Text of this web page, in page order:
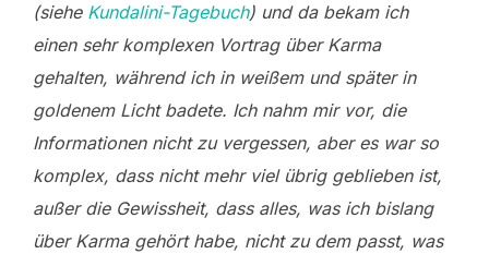
(siehe Kundalini-Tagebuch) und da bekam ich
einen sehr komplexen Vortrag über Karma
gehalten, während ich in weißem und später in
goldenem Licht badete. Ich nahm mir vor, die
Informationen nicht zu vergessen, aber es war so
komplex, dass nicht mehr viel übrig geblieben ist,
außer die Gewissheit, dass alles, was ich bislang
über Karma gehört habe, nicht zu dem passt, was